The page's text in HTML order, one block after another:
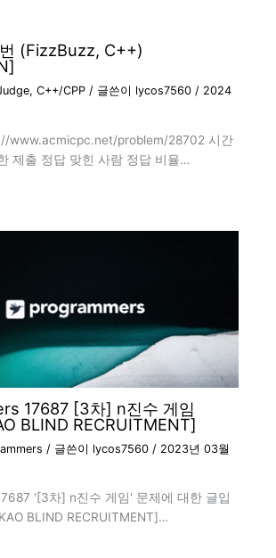
(FizzBuzz, C++)
, C++/CPP/ 글쓴이 lycos7560 / 2024
www.acmicpc.net/problem/28702 시간
제출 정답 맞힌 사람 정답 비율…
17687 [3차] n진수 게임
BLIND RECRUITMENT]
/ 글쓴이 lycos7560 / 2023년 03월
'[3차] n진수 게임' 문제에 대한 글입
BLIND RECRUITMENT]…